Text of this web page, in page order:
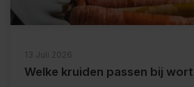
13 Juli 2026
Welke kruiden passen bij